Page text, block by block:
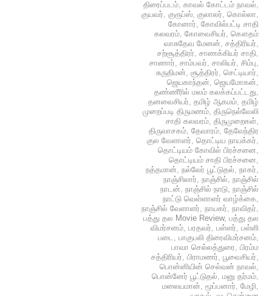
திரைப்படம், காவல் கோட்டம் நாவல்,
குயவர், குரூப்ஸ், குலாலர், கொல்லா,
கோனார், கோவில்பட்டி சாதி
கலவரம், கோவைசியர், கௌதம்
வாசுதேவ மேனன், சத்திரியர்,
சற்சூத்திரர், சாணக்கியர் சாதி,
சாணார், சாம்பவர், சாலியர், சிம்பு,
சுருதிமன், சூத்திரர், செட்டியார்,
ஜெயகாந்தன், ஜெயமோகன்,
தண்ணீரில் மலம் கலக்கப்பட்டது,
தனவைசியர், தமிழ் ஆகமம், தமிழ்
முறைப்படி திருமணம், திருநெல்வேலி
சாதி கலவரம், திருமுறைகள்,
திருவாசகம், தேவாரம், தேவேந்திர
குல வேளாளர், தொட்டிய நாயக்கர்,
தொட்டியம் கோவில் பிரச்சனை,
தொட்டியம் சாதி பிரச்சனை,
நத்தமான், நல்லேர் பூட்டுதல், நாகர்,
நாஞ்சிலார், நாஞ்சில், நாஞ்சில்
நாடன், நாஞ்சில் நாடு, நாஞ்சில்
நாட்டு வெள்ளாளர் வாழ்க்கை,
நாஞ்சில் வேளாளர், நாயகர், நாவிதர்,
பத்து தல Movie Review, பத்து தல
விமர்சனம், பரதவர், பள்ளர், பள்ளி
படை, பாகுபலி திரைவிமர்சனம்,
பாவா செல்லத்துரை, பிரம்ம
சத்திரியர், பிராமணர், பூவைசியர்,
பொன்னியின் செல்வன் நாவல்,
பொன்னேர் பூட்டுதல், மனு தர்மம்,
மலையமான், மூப்பனார், மேழி,